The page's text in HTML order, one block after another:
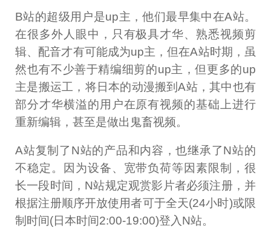
B站的超级用户是up主，他们最早集中在A站。
在很多外人眼中，只有极具才华、熟悉视频剪
辑、配音才有可能成为up主，但在A站时期，虽
然也有不少善于精编细剪的up主，但更多的up
主是搬运工，将日本的动漫搬到A站，其中也有
部分才华横溢的用户在原有视频的基础上进行
重新编辑，甚至是做出鬼畜视频。
A站复制了N站的产品和内容，也继承了N站的
不稳定。因为设备、宽带负荷等因素限制，很
长一段时间，N站规定观赏影片者必须注册，并
根据注册顺序开放使用者可于全天(24小时)或限
制时间(日本时间2:00-19:00)登入N站。